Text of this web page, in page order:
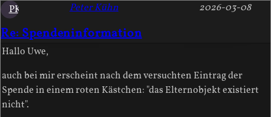
PK
Re: Spendeninformation
2026-03-08
Peter Kühn
Hallo Uwe,
auch bei mir erscheint nach dem versuchten Eintrag der
Spende in einem roten Kästchen: "das Elternobjekt existiert
nicht".